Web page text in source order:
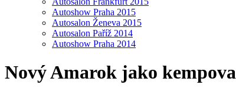
Autoshow Praha 2015
Autosalon Ženeva 2015
Autosalon Paříž 2014
Autoshow Praha 2014
Nový Amarok jako